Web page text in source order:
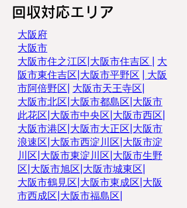
回収対応エリア
大阪府
大阪市
大阪市住之江区 大阪市住吉区
大
阪市東住吉区 大阪市平野区
大阪
市阿倍野区 大阪市天王寺区
大阪市北区 大阪市都島区 大阪市
此花区 大阪市中央区 大阪市西区
大阪市港区 大阪市大正区 大阪市
浪速区 大阪市西淀川区 大阪市淀
川区 大阪市東淀川区 大阪市生野
区 大阪市旭区 大阪市城東区
大阪市鶴見区 大阪市東成区 大阪
市西成区 大阪市福島区